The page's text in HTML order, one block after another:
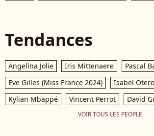
Tendances
Angelina Jolie Iris Mittenaere
Pascal
Eve Gilles (Miss France 2024)
Isabel Otero
Kylian Mbappé
Vincent Perrot David
VOIR TOUS LES PEOPLE